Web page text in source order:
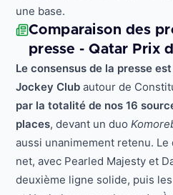
une base.
Comparaison des
presse - Qatar Prix
Le consensus de la presse
Jockey Clubautour de
par la totalité de nos 16
places, devant un duo
aussi unanimement retenu.
net, avec Pearled Majesty et
deuxième ligne solide, puis